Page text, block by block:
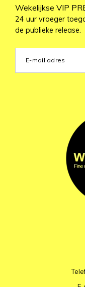
Wekelijkse VIP
24 uur vroeger
de publieke release.